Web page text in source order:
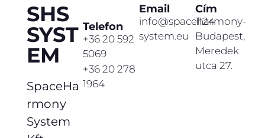
SHS
SYST
EM
SpaceHa
rmony
System
Telefon
+36 20 592
5069
+36 20 278
1964
Email
info@spaceharmony-
system.eu
Cím
1124
Budapest,
Meredek
utca 27.